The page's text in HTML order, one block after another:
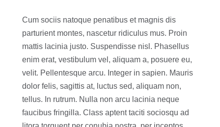
Cum sociis natoque penatibus et magnis dis
parturient montes, nascetur ridiculus mus. Proin
mattis lacinia justo. Suspendisse nisl. Phasellus
enim erat, vestibulum vel, aliquam a, posuere eu,
velit. Pellentesque arcu. Integer in sapien. Mauris
dolor felis, sagittis at, luctus sed, aliquam non,
tellus. In rutrum. Nulla non arcu lacinia neque
faucibus fringilla. Class aptent taciti sociosqu ad